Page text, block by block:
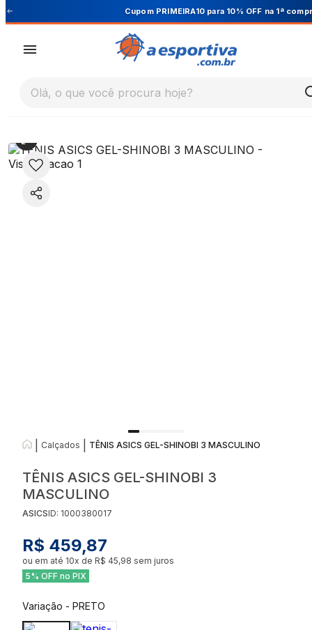
Cupom PRIMEIRA10 para 10% OFF na 1ª compra
Olá, o que você procura hoje?
Calçados TÊNIS ASICS GEL-SHINOBI 3 MASCULINO
TÊNIS ASICS GEL-SHINOBI 3
MASCULINO
ASICSID: 1000380017
R$ 459,87
ou em até 10x de R$ 45,98 sem juros
5% OFF no PIX
Variação - PRETO